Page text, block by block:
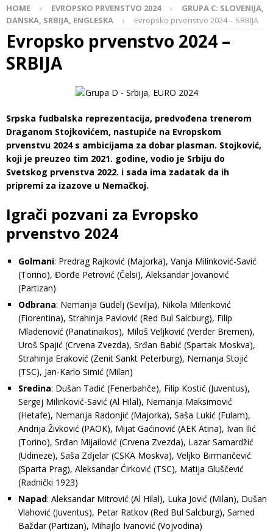
HOME EVROPSKO PRVENSTVO 2024
GRUPA C: SLOVENIJA,
DANSKA, SRBIJA, ENGLESKA
Evropsko prvenstvo 2024 – SRBIJA
Evropsko prvenstvo 2024 –
SRBIJA
Srpska fudbalska reprezentacija, predvođena trenerom
Draganom Stojkovićem, nastupiće na Evropskom
prvenstvu 2024 s ambicijama za dobar plasman. Stojković,
koji je preuzeo tim 2021. godine, vodio je Srbiju do
Svetskog prvenstva 2022. i sada ima zadatak da ih
pripremi za izazove u Nemačkoj.
Igrači pozvani za Evropsko
prvenstvo 2024
Golmani: Predrag Rajković (Majorka), Vanja Milinković-Savić
(Torino), Đorđe Petrović (Čelsi), Aleksandar Jovanović
(Partizan)
Odbrana: Nemanja Gudelj (Sevilja), Nikola Milenković
(Fiorentina), Strahinja Pavlović (Red Bul Salcburg), Filip
Mladenović (Panatinaikos), Miloš Veljković (Verder Bremen),
Uroš Spajić (Crvena Zvezda), Srđan Babić (Spartak Moskva),
Strahinja Eraković (Zenit Sankt Peterburg), Nemanja Stojić
(TSC), Jan-Karlo Simić (Milan)
Sredina: Dušan Tadić (Fenerbahče), Filip Kostić (Juventus),
Sergej Milinković-Savić (Al Hilal), Nemanja Maksimović
(Hetafe), Nemanja Radonjić (Majorka), Saša Lukić (Fulam),
Andrija Živković (PAOK), Mijat Gaćinović (AEK Atina), Ivan Ilić
(Torino), Srđan Mijailović (Crvena Zvezda), Lazar Samardžić
(Udineze), Saša Zdjelar (CSKA Moskva), Veljko Birmančević
(Sparta Prag), Aleksandar Ćirković (TSC), Matija Gluščević
(Radnički 1923)
Napad: Aleksandar Mitrović (Al Hilal), Luka Jović (Milan), Dušan
Vlahović (Juventus), Petar Ratkov (Red Bul Salcburg), Samed
Baždar (Partizan), Mihajlo Ivanović (Vojvodina)